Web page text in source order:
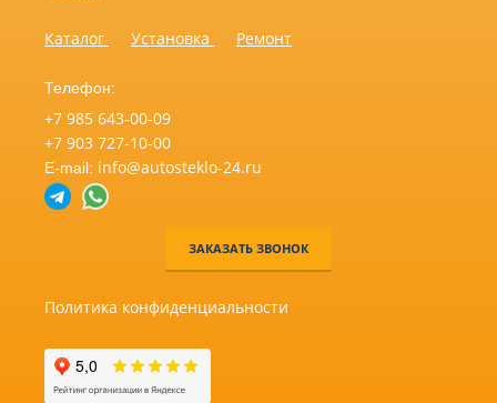
Каталог Установка Ремонт
Телефон:
+7 985 643-00-09
+7 903 727-10-00
E-mail: info@autosteklo-24.ru
ЗАКАЗАТЬ ЗВОНОК
Политика конфиденциальности